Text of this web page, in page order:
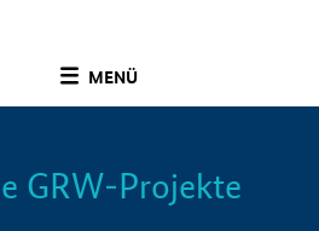
MENÜ
Info
GRW-Projekte